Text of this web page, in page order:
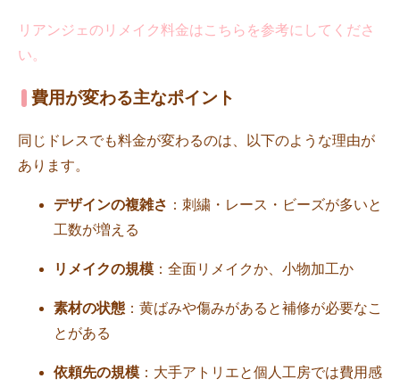
リアンジェのリメイク料金はこちらを参考にしてくださ
い。
費用が変わる主なポイント
同じドレスでも料金が変わるのは、以下のような理由が
あります。
デザインの複雑さ ：刺繍・レース・ビーズが多いと
工数が増える
リメイクの規模 ：全面リメイクか、小物加工か
素材の状態 ：黄ばみや傷みがあると補修が必要なこ
とがある
依頼先の規模 ：大手アトリエと個人工房では費用感